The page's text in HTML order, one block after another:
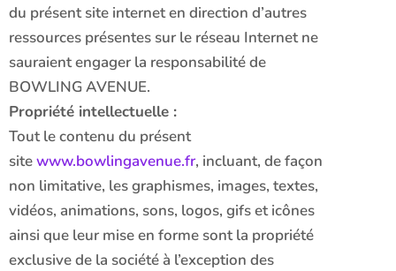
du présent site internet en direction d’autres
ressources présentes sur le réseau Internet ne
sauraient engager la responsabilité de
BOWLING AVENUE.
Propriété intellectuelle :
Tout le contenu du présent
sitewww.bowlingavenue.fr, incluant, de façon
non limitative, les graphismes, images, textes,
vidéos, animations, sons, logos, gifs et icônes
ainsi que leur mise en forme sont la propriété
exclusive de la société à l’exception des